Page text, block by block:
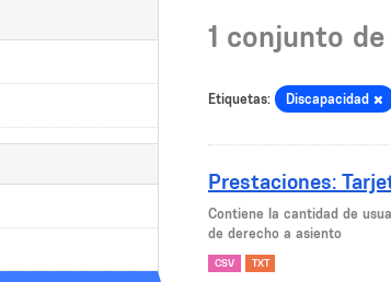
1 conjunto
Etiquetas: Discapacidad
Prestaciones:
Contiene la cantidad de
de derecho a asiento
CSV TXT